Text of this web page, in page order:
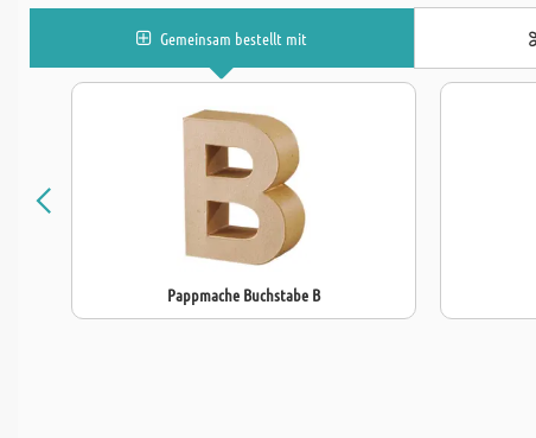
Gemeinsam bestellt mit
Pappmache Buchstabe B